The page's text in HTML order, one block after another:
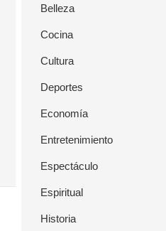
Belleza
Cocina
Cultura
Deportes
Economía
Entretenimiento
Espectáculo
Espiritual
Historia